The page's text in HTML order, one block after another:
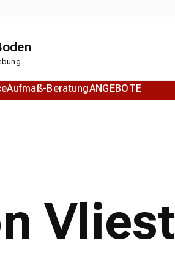
Aufmaß-BeratungANGEBOTE